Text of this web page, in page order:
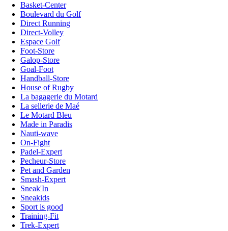
Basket-Center
Boulevard du Golf
Direct Running
Direct-Volley
Espace Golf
Foot-Store
Galop-Store
Goal-Foot
Handball-Store
House of Rugby
La bagagerie du Motard
La sellerie de Maé
Le Motard Bleu
Made in Paradis
Nauti-wave
On-Fight
Padel-Expert
Pecheur-Store
Pet and Garden
Smash-Expert
Sneak'In
Sneakids
Sport is good
Training-Fit
Trek-Expert